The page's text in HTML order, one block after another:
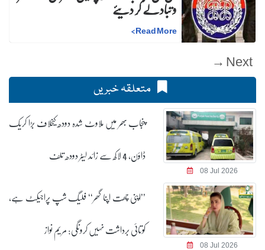
و تبادلے کر دیئے
Read More
>
Next →
متعلقہ خبریں
08 Jul 2026
پنجاب بھر میں ملاوٹ شدہ دودھ کیخلاف بڑا کریک
ڈاؤن، 4 لاکھ سے زائد لیٹر دودھ تلف
08 Jul 2026
’’اپنی چھت اپنا گھر‘‘ فلیگ شپ پراجیکٹ ہے،
کوتائی برداشت نہیں کرونگی: مریم نواز